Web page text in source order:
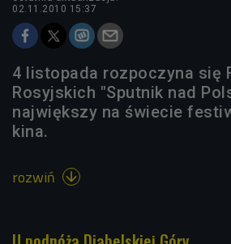
02.11.2010 15:37
4 listopada rozpoczyna się
Rosyjskich "Sputnik nad
największy na świecie
kina.
rozwiń 